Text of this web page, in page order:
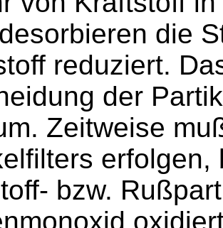
die
reduziert.
der
Zeitweise
bzw.